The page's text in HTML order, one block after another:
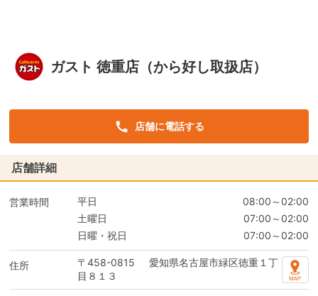
ガスト 徳重店（から好し取扱店）
店舗に電話する
店舗詳細
営業時間 平日
08:00～02:00
土曜日
07:00～02:00
日曜・祝日
07:00～02:00
住所 〒458-0815
愛知県名古屋市緑区徳重１丁
目８１３